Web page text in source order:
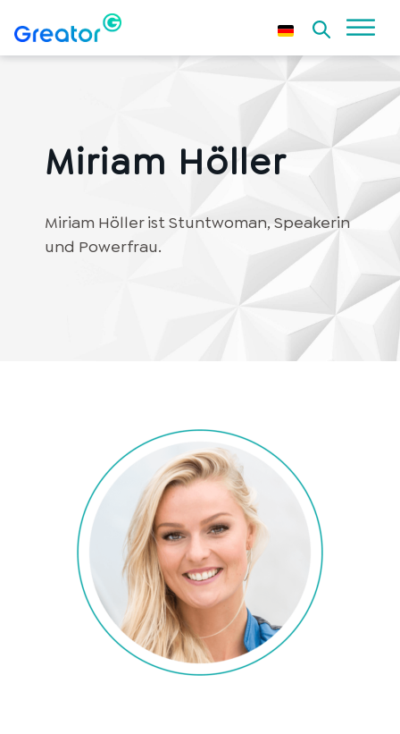
Miriam Höller
Miriam Höller ist Stuntwoman, Speakerin
und Powerfrau.